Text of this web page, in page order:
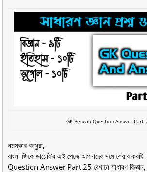
GK Bengali Question Answer Part
নমস্কার বন্ধুরা,
বাংলা জিকে ডায়েরি'র এই পেজে আপনাদের সঙ্গে শেয়ার
Question Answer Part 25 যেখানে সাধারণ বিজ্ঞান,